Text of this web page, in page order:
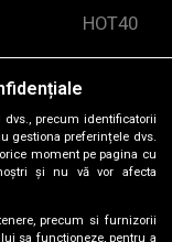
HOT40
precum identificatorii
gestiona preferințele dvs.
moment pe pagina cu
și nu vă vor afecta
precum si furnizorii
sa functioneze, pentru a